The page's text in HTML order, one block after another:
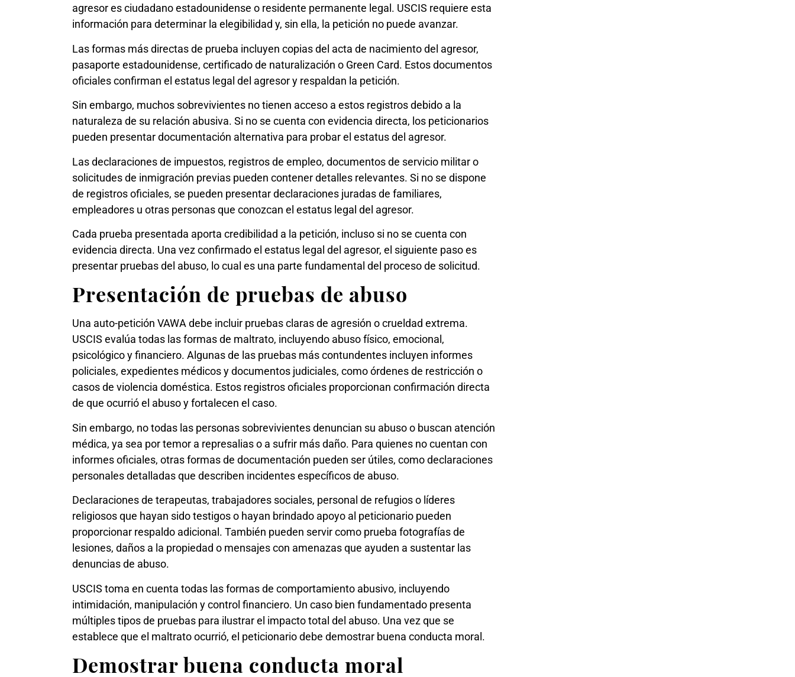
agresor es ciudadano estadounidense o residente permanente legal. USCIS requiere esta
información para determinar la elegibilidad y, sin ella, la petición no puede avanzar.
Las formas más directas de prueba incluyen copias del acta de nacimiento del agresor,
pasaporte estadounidense, certificado de naturalización o Green Card. Estos documentos
oficiales confirman el estatus legal del agresor y respaldan la petición.
Sin embargo, muchos sobrevivientes no tienen acceso a estos registros debido a la
naturaleza de su relación abusiva. Si no se cuenta con evidencia directa, los peticionarios
pueden presentar documentación alternativa para probar el estatus del agresor.
Las declaraciones de impuestos, registros de empleo, documentos de servicio militar o
solicitudes de inmigración previas pueden contener detalles relevantes. Si no se dispone
de registros oficiales, se pueden presentar declaraciones juradas de familiares,
empleadores u otras personas que conozcan el estatus legal del agresor.
Cada prueba presentada aporta credibilidad a la petición, incluso si no se cuenta con
evidencia directa. Una vez confirmado el estatus legal del agresor, el siguiente paso es
presentar pruebas del abuso, lo cual es una parte fundamental del proceso de solicitud.
Presentación de pruebas de abuso
Una auto-petición VAWA debe incluir pruebas claras de agresión o crueldad extrema.
USCIS evalúa todas las formas de maltrato, incluyendo abuso físico, emocional,
psicológico y financiero. Algunas de las pruebas más contundentes incluyen informes
policiales, expedientes médicos y documentos judiciales, como órdenes de restricción o
casos de violencia doméstica. Estos registros oficiales proporcionan confirmación directa
de que ocurrió el abuso y fortalecen el caso.
Sin embargo, no todas las personas sobrevivientes denuncian su abuso o buscan atención
médica, ya sea por temor a represalias o a sufrir más daño. Para quienes no cuentan con
informes oficiales, otras formas de documentación pueden ser útiles, como declaraciones
personales detalladas que describen incidentes específicos de abuso.
Declaraciones de terapeutas, trabajadores sociales, personal de refugios o líderes
religiosos que hayan sido testigos o hayan brindado apoyo al peticionario pueden
proporcionar respaldo adicional. También pueden servir como prueba fotografías de
lesiones, daños a la propiedad o mensajes con amenazas que ayuden a sustentar las
denuncias de abuso.
USCIS toma en cuenta todas las formas de comportamiento abusivo, incluyendo
intimidación, manipulación y control financiero. Un caso bien fundamentado presenta
múltiples tipos de pruebas para ilustrar el impacto total del abuso. Una vez que se
establece que el maltrato ocurrió, el peticionario debe demostrar buena conducta moral.
Demostrar buena conducta moral